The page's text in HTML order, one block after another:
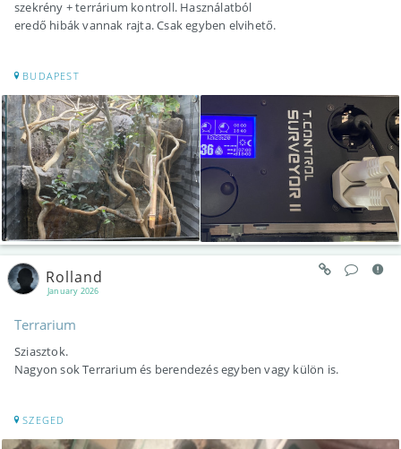
szekrény + terrárium kontroll. Használatból
eredő hibák vannak rajta. Csak egyben elvihető.
BUDAPEST
January 2026
Rolland
Terrarium
Sziasztok.
Nagyon sok Terrarium és berendezés egyben vagy külön is.
SZEGED